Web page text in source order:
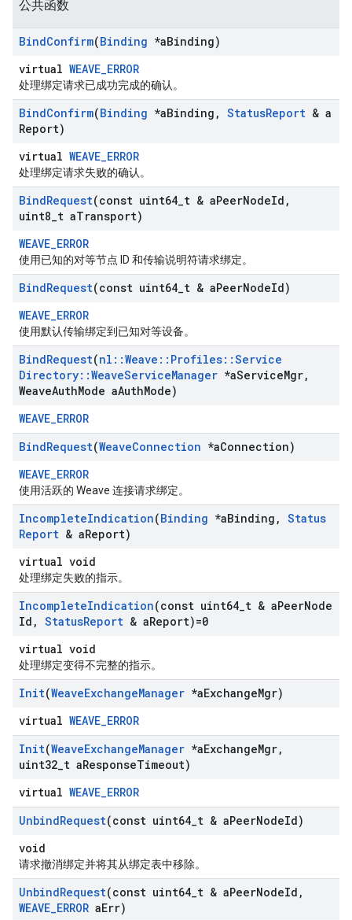
公共函数
BindConfirm(Binding *aBinding)
virtual WEAVE_ERROR
处理绑定请求已成功完成的确认。
BindConfirm(Binding *aBinding , StatusReport & a
Report)
virtual WEAVE_ERROR
处理绑定请求失败的确认。
BindRequest(const uint64 t & aPeerNodeId ,
uint8 t aTransport)
WEAVE_ERROR
使用已知的对等节点 ID 和传输说明符请求绑定。
BindRequest(const uint64 t & aPeerNodeId)
WEAVE_ERROR
使用默认传输绑定到已知对等设备。
BindRequest(nl ::Weave :: Profiles::Service
Directory::WeaveServiceManager *aServiceMgr,
WeaveAuthMode aAuthMode)
WEAVE_ERROR
BindRequest(WeaveConnection *aConnection)
WEAVE_ERROR
使用活跃的 Weave 连接请求绑定。
IncompleteIndication(Binding *aBinding , Status
Report & aReport)
virtual void
处理绑定失败的指示。
IncompleteIndication(const uint64 t & aPeerNode
Id , StatusReport & aReport)=0
virtual void
处理绑定变得不完整的指示。
Init(WeaveExchangeManager *aExchangeMgr)
virtual WEAVE_ERROR
Init(WeaveExchangeManager *aExchangeMgr,
uint32 t aResponseTimeout)
virtual WEAVE_ERROR
UnbindRequest(const uint64 t & aPeerNodeId)
void
请求撤消绑定并将其从绑定表中移除。
UnbindRequest(const uint64 t & aPeerNodeId ,
WEAVE_ERROR aErr)